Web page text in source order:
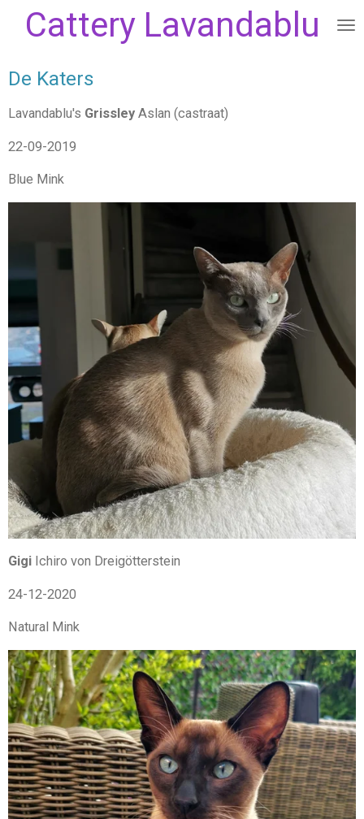
direct
de
Cattery Lavandablu
De Katers
Lavandablu's Grissley Aslan (castraat)
22-09-2019
Blue Mink
Gigi Ichiro von Dreigötterstein
24-12-2020
Natural Mink